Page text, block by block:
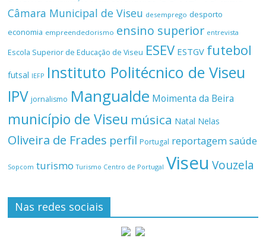
Câmara Municipal de Viseu desemprego desporto
economia empreendedorismo ensino superior entrevista
Escola Superior de Educação de Viseu ESEV ESTGV futebol
futsal IEFP Instituto Politécnico de Viseu
IPV jornalismo Mangualde Moimenta da Beira
município de Viseu música Natal Nelas
Oliveira de Frades perfil Portugal reportagemsaúde
Sopcom turismo Turismo Centro de Portugal Viseu Vouzela
Nas redes sociais